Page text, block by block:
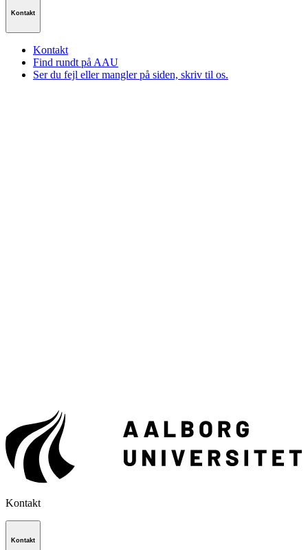
Kontakt
Kontakt
Find rundt på AAU
Ser du fejl eller mangler på siden, skriv til os.
Kontakt
Kontakt